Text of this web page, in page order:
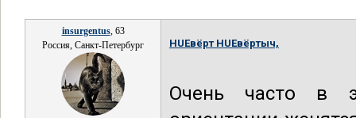
insurgentus, 63
Россия, Санкт-Петербург
HUEвёрт HUEвёртыч,
Очень часто в